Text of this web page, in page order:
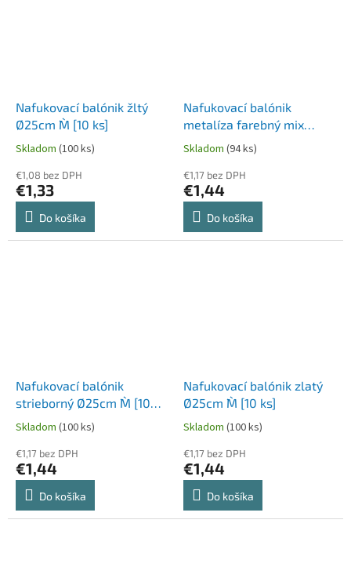
Nafukovací balónik žltý
Ø25cm `M` [10 ks]
Skladom (100 ks)
€1,08 bez DPH
€1,33
Do košíka
Nafukovací balónik
metalíza farebný mix
Ø25cm `M` [10 ks]
Skladom (94 ks)
€1,17 bez DPH
€1,44
Do košíka
Nafukovací balónik
strieborný Ø25cm `M` [10
ks]
Skladom (100 ks)
€1,17 bez DPH
€1,44
Do košíka
Nafukovací balónik zlatý
Ø25cm `M` [10 ks]
Skladom (100 ks)
€1,17 bez DPH
€1,44
Do košíka